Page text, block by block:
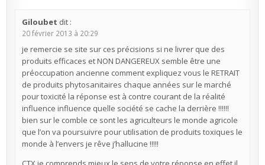
Giloubet dit :
20 février 2013 à 20:29
je remercie se site sur ces précisions si ne livrer que des
produits efficaces et NON DANGEREUX semble être une
préoccupation ancienne comment expliquez vous le RETRAIT
de produits phytosanitaires chaque années sur le marché
pour toxicité la réponse est à contre courant de la réalité
influence influence quelle société se cache la derrière !!!!!!
bien sur le comble ce sont les agriculteurs le monde agricole
que l’on va poursuivre pour utilisation de produits toxiques le
monde à l’envers je rêve j’hallucine !!!!!